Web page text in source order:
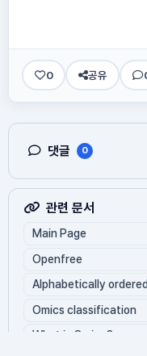
0 공유
댓글 0
관련 문서
Main Page
Openfree
Alphabetically
Omics classification
What is Oming?